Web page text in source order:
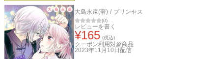
大島永遠(著) / プリンセス
(0)
レビューを書く
¥165 (税込)
クーポン利用対象商品
2023年11月10日 配信